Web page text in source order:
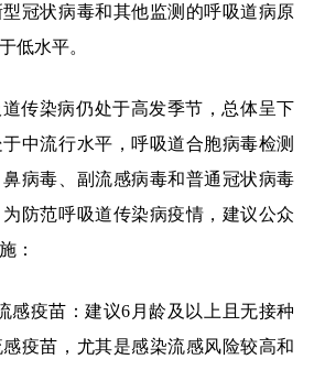
冠状病毒和其他监测的呼吸道病原
低水平。
传染病仍处于高发季节，总体呈下
中流行水平，呼吸道合胞病毒检测
病毒、副流感病毒和普通冠状病毒
防范呼吸道传染病疫情，建议公众
：
感疫苗：建议6 月龄及以上且无接种
疫苗，尤其是感染流感风险较高和